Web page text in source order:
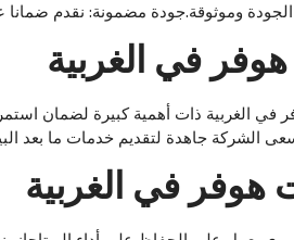
وموثوقة.جودة مضمونة: نقدم
هوفر في الغربية
في الغربية ذات أهمية كبيرة لضمان
الشركة جاهدة لتقديم خدمات ما بعد
هوفر في الغربية